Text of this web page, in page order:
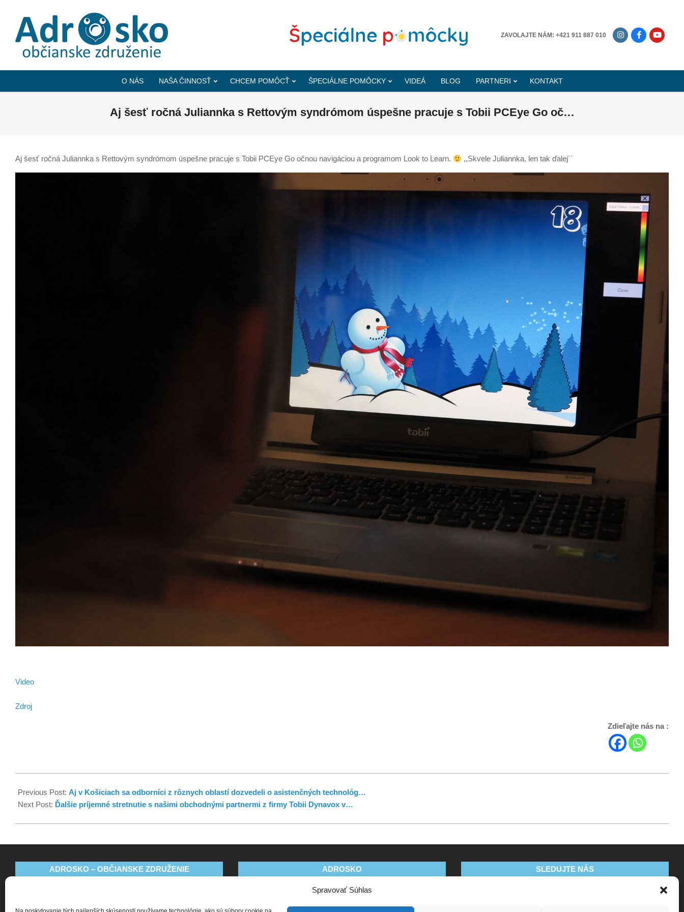
Spravovať Súhlas
OBČIANSKE
ZAVOLAJTE NÁM: +421 911 887 010
O NÁS NAŠA ČINNOSŤ CHCEM POMÔCŤ ŠPECIÁLNE POMÔCKY VIDEÁ BLOG PARTNERI KONTAKT
Aj šesť ročná Juliannka s Rettovým syndrómom úspešne pracuje s Tobii PCEye Go oč…
Aj šesť ročná Juliannka s Rettovým syndrómom úspešne pracuje s Tobii PCEye Go očnou navigáciou a programom Look to Learn. ,,Skvele Juliannka, len tak ďalej´´
Video
Zdroj
Zdieľajte nás na :
Previous Post: Aj v Košiciach sa odborníci z rôznych oblastí dozvedeli o asistenčných technológ…
Next Post: Ďalšie príjemné stretnutie s našimi obchodnými partnermi z firmy Tobii Dynavox v…
ADROSKO – OBČIANSKE ZDRUŽENIE ADROSKO
Ochrana osobných údajov
SLEDUJTE NÁS